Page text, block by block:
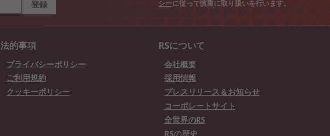
登録
シーに従って慎重に取り扱いを行います。
法的事項
プライバシーポリシー
ご利用規約
クッキーポリシー
RSについて
会社概要
採用情報
プレスリリース＆お知らせ
コーポレートサイト
全世界のRS
RSの歴史